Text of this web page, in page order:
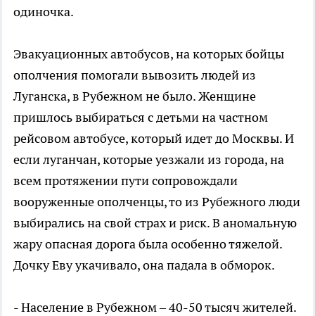
одиночка.
Эвакуационных автобусов, на которых бойцы
ополчения помогали вывозить людей из
Луганска, в Рубежном не было. Женщине
пришлось выбираться с детьми на частном
рейсовом автобусе, который идет до Москвы. И
если луганчан, которые уезжали из города, на
всем протяжении пути сопровождали
вооруженные ополченцы, то из Рубежного люди
выбирались на свой страх и риск. В аномальную
жару опасная дорога была особенно тяжелой.
Дочку Еву укачивало, она падала в обморок.
- Население в Рубежном – 40-50 тысяч жителей.